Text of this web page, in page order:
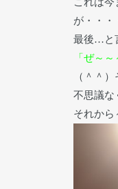
が・・・
最後…と
「ぜ～
（＾＾
不思議な
それから